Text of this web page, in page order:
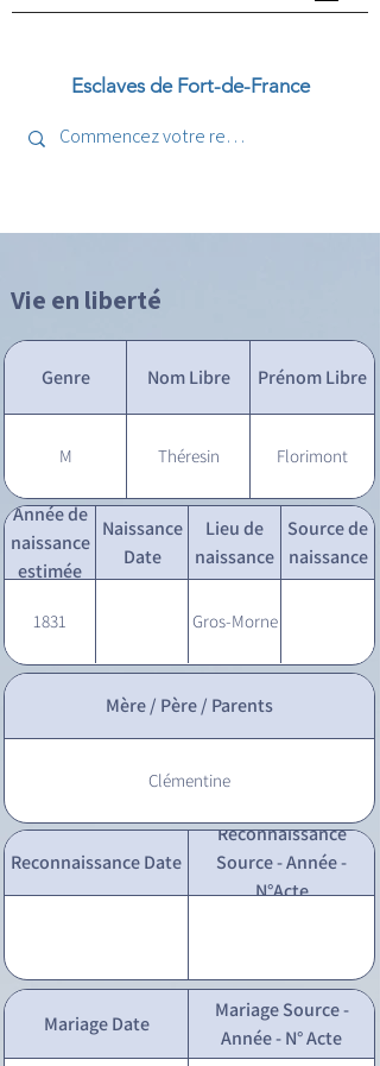
Esclaves de Fort-de-France
Vie en liberté
Genre Nom Libre Prénom Libre
M Théresin Florimont
Année de
naissance
estimée
Naissance
Date
Lieu de
naissance
Source de
naissance
1831 Gros-Morne
Mère / Père / Parents
Clémentine
Reconnaissance Date
Reconnaissance
Source - Année -
N°Acte
Mariage Date
Mariage Source -
Année - N° Acte